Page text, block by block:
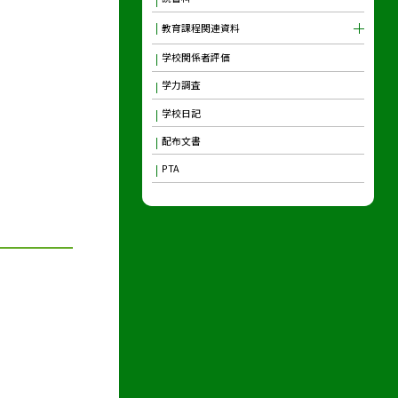
教育課程関連資料
学校関係者評価
学力調査
学校日記
配布文書
PTA